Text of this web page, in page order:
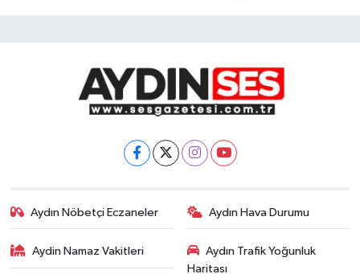
Aydın Nöbetçi Eczaneler Aydın Hava Durumu
Aydin Namaz Vakitleri
Aydın Trafik Yoğunluk
Haritası